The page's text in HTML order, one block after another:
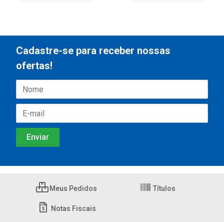
Cadastre-se para receber nossas
ofertas!
Meus Pedidos Títulos
Notas Fiscais